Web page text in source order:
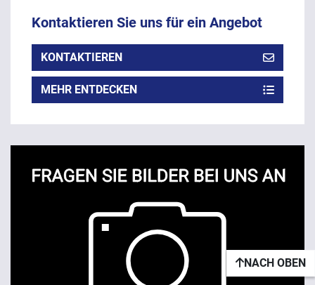
Kontaktieren Sie uns für ein Angebot
KONTAKTIEREN
MEHR ENTDECKEN
NACH OBEN